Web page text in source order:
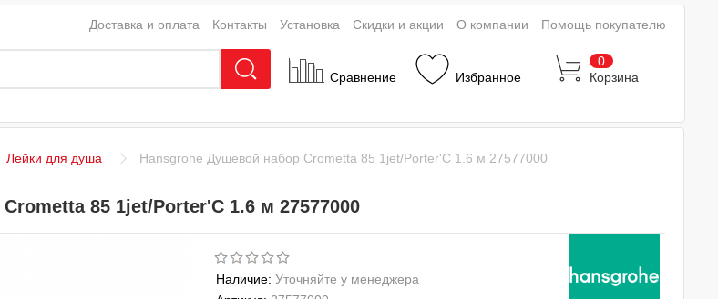
Сравнение Избранное
0
Корзина
Доставка и оплата Контакты Установка Скидки и акции О компании Помощь покупателю
Лейки для душа Hansgrohe Душевой набор Crometta 85 1jet/Porter'C 1.6 м 27577000
85 1jet/Porter'C 1.6 м 27577000
Наличие: Уточняйте у менеджера